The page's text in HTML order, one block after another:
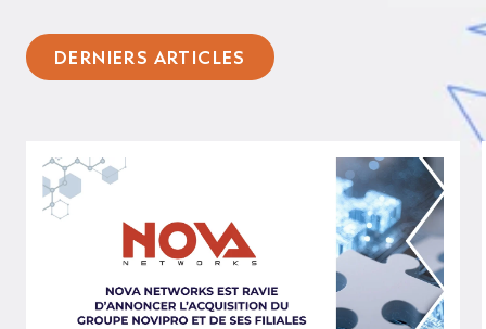
DERNIERS ARTICLES